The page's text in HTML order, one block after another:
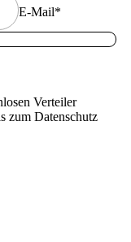
E-Mail*
Verteiler
zum Datenschutz